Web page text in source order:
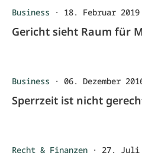
Business · 18. Februar 2019
Gericht sieht Raum für
Business · 06. Dezember
Sperrzeit ist nicht
Recht & Finanzen · 27. Juli